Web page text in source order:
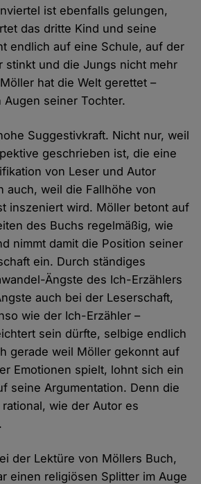
ist ebenfalls gelungen,
das dritte Kind und seine
endlich auf eine Schule, auf der
stinkt und die Jungs nicht mehr
hat die Welt gerettet –
seiner Tochter.
Suggestivkraft. Nicht nur, weil
geschrieben ist, die eine
von Leser und Autor
auch, weil die Fallhöhe von
inszeniert wird. Möller betont auf
des Buchs regelmäßig, wie
nimmt damit die Position seiner
ein. Durch ständiges
Ängste des Ich-Erzählers
auch bei der Leserschaft,
wie der Ich-Erzähler –
sein dürfte, selbige endlich
gerade weil Möller gekonnt auf
Emotionen spielt, lohnt sich ein
seine Argumentation. Denn die
wie der Autor es
der Lektüre von Möllers Buch,
einen religiösen Splitter im Auge